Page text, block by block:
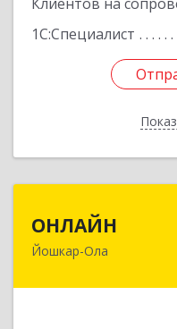
1С:Специалист
ОНЛАЙН
Йошкар-Ола424000,